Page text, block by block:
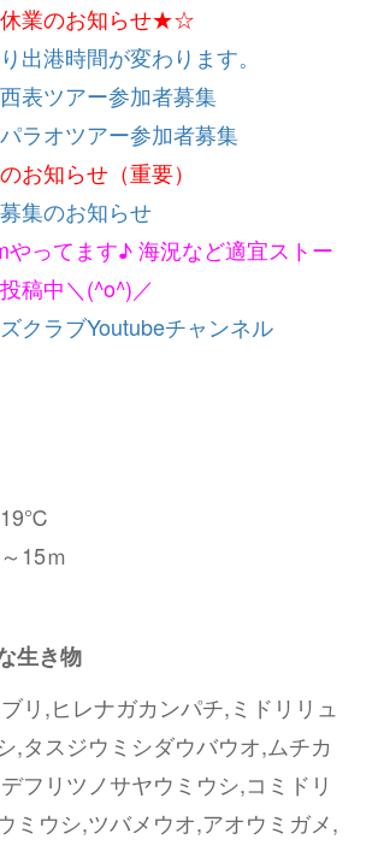
業のお知らせ★☆
出港時間が変わります。
表ツアー参加者募集
ラオツアー参加者募集
お知らせ（重要）
集のお知らせ
やってます♪ 海況など適宜ストー
稿中＼(^o^)／
クラブYoutubeチャンネル
19℃
15ｍ
生き物
リ,ヒレナガカンパチ,ミドリリュ
,タスジウミシダウバウオ,ムチカ
フリツノサヤウミウシ,コミドリ
ミウシ,ツバメウオ,アオウミガメ,